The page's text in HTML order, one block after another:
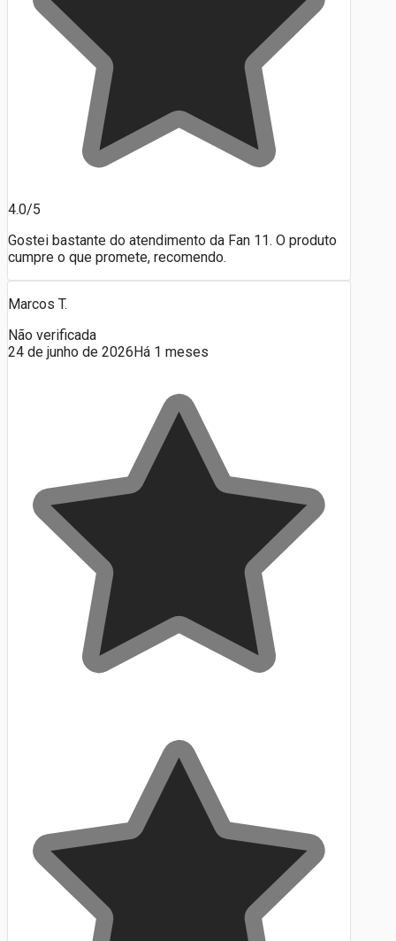
4.0/5
Gostei bastante do atendimento da Fan 11. O produto
cumpre o que promete, recomendo.
Marcos T.
Não verificada
24 de junho de 2026Há 1 meses